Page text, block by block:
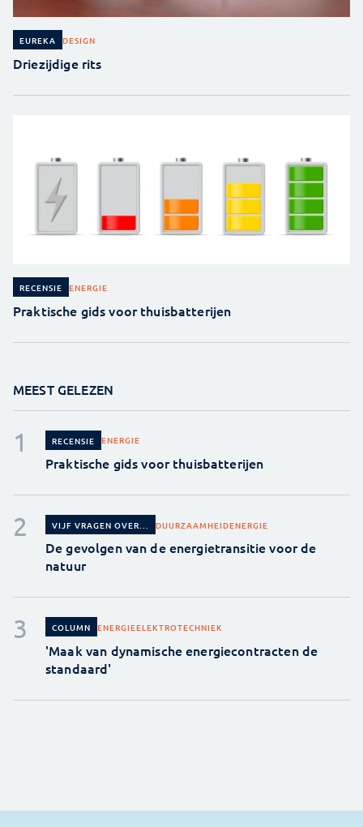
EUREKA DESIGN
Driezijdige rits
RECENSIE ENERGIE
Praktische gids voor thuisbatterijen
MEEST GELEZEN
RECENSIE ENERGIE
Praktische gids voor thuisbatterijen
VIJF VRAGEN OVER... DUURZAAMHEIDENERGIE
De gevolgen van de energietransitie voor de
natuur
COLUMN ENERGIEELEKTROTECHNIEK
'Maak van dynamische energiecontracten de
standaard'